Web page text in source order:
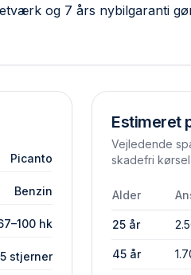
og 7 års nybilgaranti
Picanto
Benzin
hk
stjerner
Estimeret
Vejledende
skadefri kørsel
Alder
25 år
45 år